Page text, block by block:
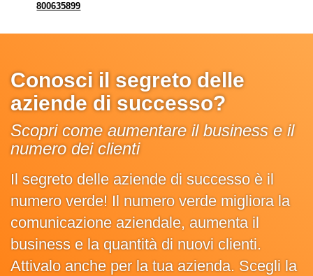
800635899
Conosci il segreto delle
aziende di successo?
Scopri come aumentare il business e il
numero dei clienti
Il segreto delle aziende di successo è il
numero verde! Il numero verde migliora la
comunicazione aziendale, aumenta il
business e la quantità di nuovi clienti.
Attivalo anche per la tua azienda. Scegli la